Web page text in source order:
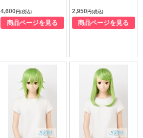
4,600円(税込)
商品ページを見る
2,950円(税込)
商品ページを見る